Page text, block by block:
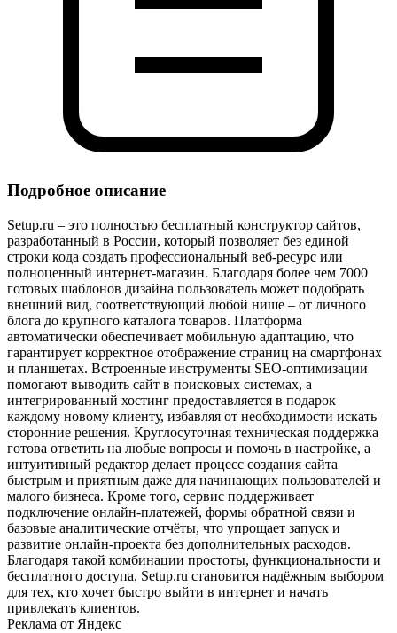
Подробное описание
Setup.ru – это полностью бесплатный конструктор сайтов,
разработанный в России, который позволяет без единой
строки кода создать профессиональный веб‑ресурс или
полноценный интернет‑магазин. Благодаря более чем 7000
готовых шаблонов дизайна пользователь может подобрать
внешний вид, соответствующий любой нише – от личного
блога до крупного каталога товаров. Платформа
автоматически обеспечивает мобильную адаптацию, что
гарантирует корректное отображение страниц на смартфонах
и планшетах. Встроенные инструменты SEO‑оптимизации
помогают выводить сайт в поисковых системах, а
интегрированный хостинг предоставляется в подарок
каждому новому клиенту, избавляя от необходимости искать
сторонние решения. Круглосуточная техническая поддержка
готова ответить на любые вопросы и помочь в настройке, а
интуитивный редактор делает процесс создания сайта
быстрым и приятным даже для начинающих пользователей и
малого бизнеса. Кроме того, сервис поддерживает
подключение онлайн‑платежей, формы обратной связи и
базовые аналитические отчёты, что упрощает запуск и
развитие онлайн‑проекта без дополнительных расходов.
Благодаря такой комбинации простоты, функциональности и
бесплатного доступа, Setup.ru становится надёжным выбором
для тех, кто хочет быстро выйти в интернет и начать
привлекать клиентов.
Реклама от Яндекс